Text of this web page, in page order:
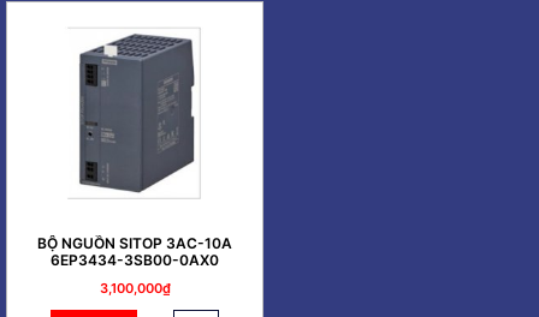
BỘ NGUỒN SITOP 3AC-10A
6EP3434-3SB00-0AX0
3,100,000₫